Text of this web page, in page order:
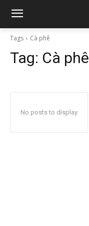
Tags Cà phê
Tag: Cà phê
No posts to display